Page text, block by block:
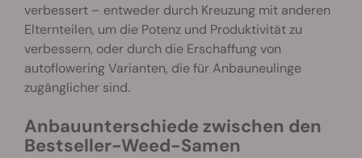
verbessert – entweder durch Kreuzung mit anderen
Elternteilen, um die Potenz und Produktivität zu
verbessern, oder durch die Erschaffung von
autoflowering Varianten, die für Anbauneulinge
zugänglicher sind.
Anbauunterschiede zwischen den
Bestseller-Weed-Samen